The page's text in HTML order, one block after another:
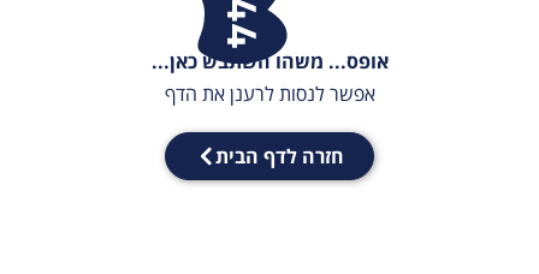
אופס... משהו השתבש כאן...
אפשר לנסות לרענן את הדף
חזרה לדף הבית